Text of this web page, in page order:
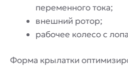
переменного тока;
внешний ротор;
рабочее колесо с
Форма крылатки